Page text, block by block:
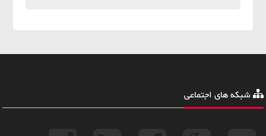
شبکه های اجتماعی